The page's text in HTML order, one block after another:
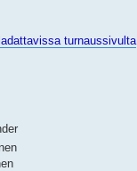
turnaussivulta